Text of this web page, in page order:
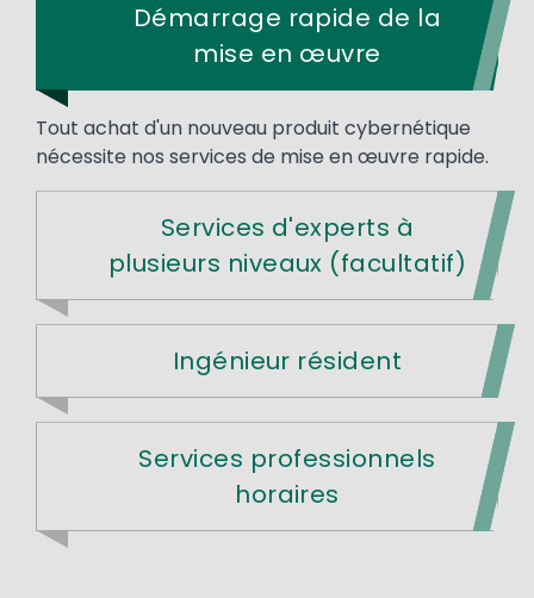
Démarrage rapide de la
mise en œuvre
Tout achat d'un nouveau produit cybernétique
nécessite nos services de mise en œuvre rapide.
Services d'experts à
plusieurs niveaux (facultatif)
Ingénieur résident
Services professionnels
horaires